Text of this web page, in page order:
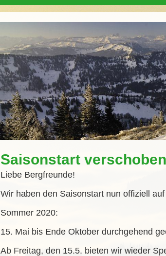
Saisonstart
Liebe Bergfreunde!
Wir haben den Saisonstart nun offiziell
Sommer 2020:
15. Mai bis Ende Oktober durchgehend
Ab Freitag, den 15.5. bieten wir wieder